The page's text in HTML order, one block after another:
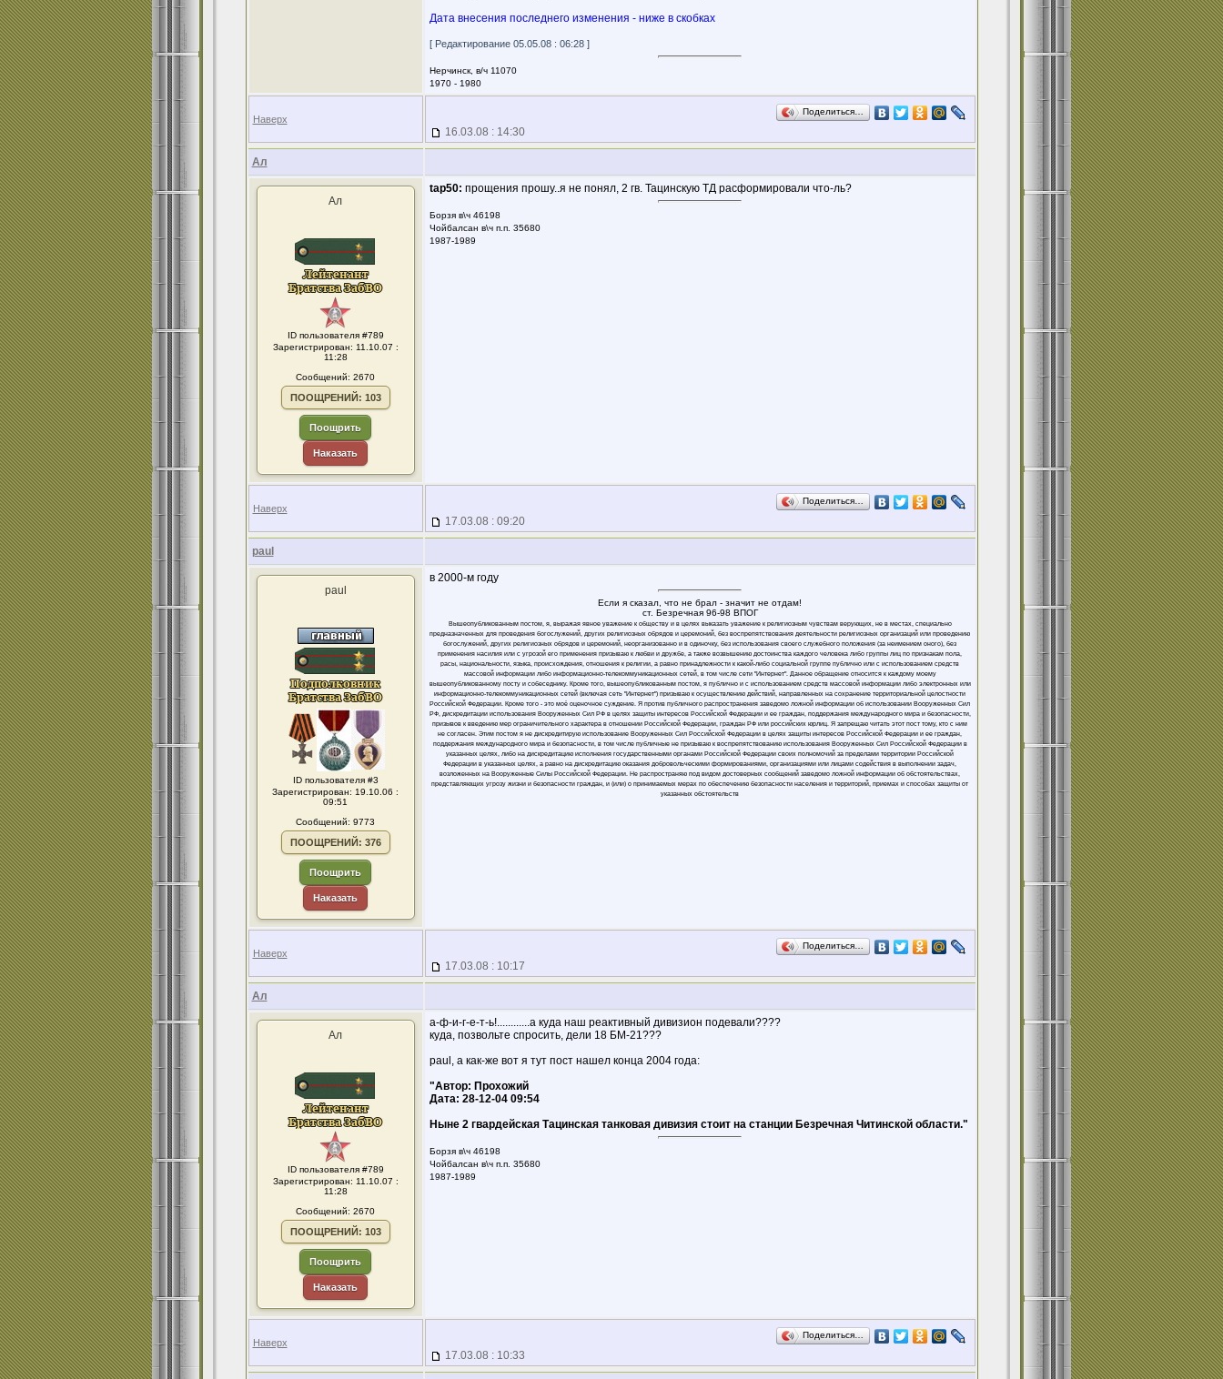
Дата внесения последнего изменения - ниже в скобках
[ Редактирование 05.05.08 : 06:28 ]
Нерчинск, в/ч 11070
1970 - 1980
Наверх
Поделиться…
16.03.08 : 14:30
Ал
Ал
ID пользователя #789
Зарегистрирован: 11.10.07 :
11:28
Сообщений: 2670
ПООЩРЕНИЙ: 103
Поощрить
Наказать
tap50: прощения прошу..я не понял, 2 гв. Тацинскую ТД расформировали что-ль?
Борзя в\ч 46198
Чойбалсан в\ч п.п. 35680
1987-1989
Наверх
Поделиться…
17.03.08 : 09:20
paul
paul
ID пользователя #3
Зарегистрирован: 19.10.06 :
09:51
Сообщений: 9773
ПООЩРЕНИЙ: 376
Поощрить
Наказать
в 2000-м году
Если я сказал, что не брал - значит не отдам!
ст. Безречная 96-98 ВПОГ
Вышеопубликованным постом, я, выражая явное уважение к обществу и в целях выказать уважение к религиозным чувствам верующих, не в местах, специально
предназначенных для проведения богослужений, других религиозных обрядов и церемоний, без воспрепятствования деятельности религиозных организаций или проведению
богослужений, других религиозных обрядов и церемоний, неорганизованно и в одиночку, без использования своего служебного положения (за неимением оного), без
применения насилия или с угрозой его применения призываю к любви и дружбе, а также возвышению достоинства каждого человека либо группы лиц по признакам пола,
расы, национальности, языка, происхождения, отношения к религии, а равно принадлежности к какой-либо социальной группе публично или с использованием средств
массовой информации либо информационно-телекоммуникационных сетей, в том числе сети "Интернет". Данное обращение относится к каждому моему
вышеопубликованному посту и собеседнику. Кроме того, вышеопубликованным постом, я публично и с использованием средств массовой информации либо электронных или
информационно-телекоммуникационных сетей (включая сеть "Интернет") призываю к осуществлению действий, направленных на сохранение территориальной целостности
Российской Федерации. Кроме того - это моё оценочное суждение. Я против публичного распространения заведомо ложной информации об использовании Вооруженных Сил
РФ, дискредитации использования Вооруженных Сил РФ в целях защиты интересов Российской Федерации и ее граждан, поддержания международного мира и безопасности,
призывов к введению мер ограничительного характера в отношении Российской Федерации, граждан РФ или российских юрлиц. Я запрещаю читать этот пост тому, кто с ним
не согласен. Этим постом я не дискредитирую использование Вооруженных Сил Российской Федерации в целях защиты интересов Российской Федерации и ее граждан,
поддержания международного мира и безопасности, в том числе публичные не призываю к воспрепятствованию использования Вооруженных Сил Российской Федерации в
указанных целях, либо на дискредитацию исполнения государственными органами Российской Федерации своих полномочий за пределами территории Российской
Федерации в указанных целях, а равно на дискредитацию оказания добровольческими формированиями, организациями или лицами содействия в выполнении задач,
возложенных на Вооруженные Силы Российской Федерации. Не распространяю под видом достоверных сообщений заведомо ложной информации об обстоятельствах,
представляющих угрозу жизни и безопасности граждан, и (или) о принимаемых мерах по обеспечению безопасности населения и территорий, приемах и способах защиты от
указанных обстоятельств
Наверх
Поделиться…
17.03.08 : 10:17
Ал
Ал
ID пользователя #789
Зарегистрирован: 11.10.07 :
11:28
Сообщений: 2670
ПООЩРЕНИЙ: 103
Поощрить
Наказать
а-ф-и-г-е-т-ь!............а куда наш реактивный дивизион подевали????
куда, позвольте спросить, дели 18 БМ-21???
paul, а как-же вот я тут пост нашел конца 2004 года:
"Автор: Прохожий
Дата: 28-12-04 09:54
Ныне 2 гвардейская Тацинская танковая дивизия стоит на станции Безречная Читинской области."
Борзя в\ч 46198
Чойбалсан в\ч п.п. 35680
1987-1989
Наверх
Поделиться…
17.03.08 : 10:33